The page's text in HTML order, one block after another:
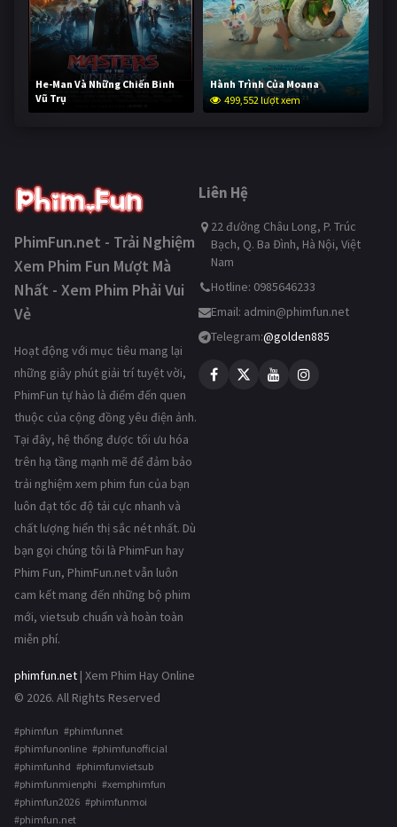
He-Man Và Những Chiến Binh
Vũ Trụ
248,988 lượt xem
Hành Trình Của Moana
499,552 lượt xem
PhimFun.net - Trải Nghiệm
Xem Phim Fun Mượt Mà
Nhất - Xem Phim Phải Vui
Vẻ
Hoạt động với mục tiêu mang lại
những giây phút giải trí tuyệt vời,
PhimFun tự hào là điểm đến quen
thuộc của cộng đồng yêu điện ảnh.
Tại đây, hệ thống được tối ưu hóa
trên hạ tầng mạnh mẽ để đảm bảo
trải nghiệm xem phim fun của bạn
luôn đạt tốc độ tải cực nhanh và
chất lượng hiển thị sắc nét nhất. Dù
bạn gọi chúng tôi là PhimFun hay
Phim Fun, PhimFun.net vẫn luôn
cam kết mang đến những bộ phim
mới, vietsub chuẩn và hoàn toàn
miễn phí.
phimfun.net | Xem Phim Hay Online
© 2026. All Rights Reserved
#phimfun #phimfunnet
#phimfunonline #phimfunofficial
#phimfunhd #phimfunvietsub
#phimfunmienphi #xemphimfun
#phimfun2026 #phimfunmoi
#phimfun.net
Liên Hệ
22 đường Châu Long, P. Trúc
Bạch, Q. Ba Đình, Hà Nội, Việt
Nam
Hotline: 0985646233
Email: admin@phimfun.net
Telegram:@golden885